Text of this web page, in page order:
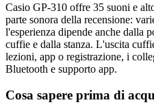
Casio GP-310 offre 35 suoni e
parte sonora della recensione:
l'esperienza dipende anche dalla
cuffie e dalla stanza. L'uscita
lezioni, app o registrazione, i
Bluetooth e supporto app.
Cosa sapere prima di